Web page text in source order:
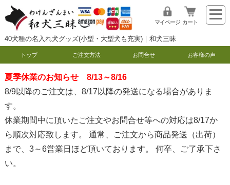
40犬種の名入れ犬グッズ(小型・大型犬も充実)｜和犬三昧
マイページ カート
トップ ご注文方法 お問合せ お客様の声
夏季休業のお知らせ 8/13～8/16
8/9以降のご注文は、8/17以降の発送になる場合がありま
す。
休業期間中に頂いたご注文やお問合せ等への対応は8/17か
ら順次対応致します。 通常、ご注文から商品発送（出荷）
まで、3～6営業日ほど頂いております。 何卒、ご了承下さ
い。